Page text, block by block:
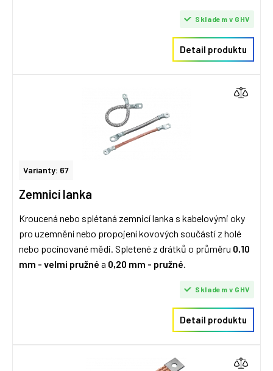
Skladem v GHV
Detail produktu
Varianty: 67
Zemnicí lanka
Kroucená nebo splétaná zemnicí lanka s kabelovými oky
pro uzemnění nebo propojení kovových součástí z holé
nebo pocínované mědi. Spletené z drátků o průměru 0,10
mm - velmi pružné a 0,20 mm - pružné
Skladem v GHV
Detail produktu